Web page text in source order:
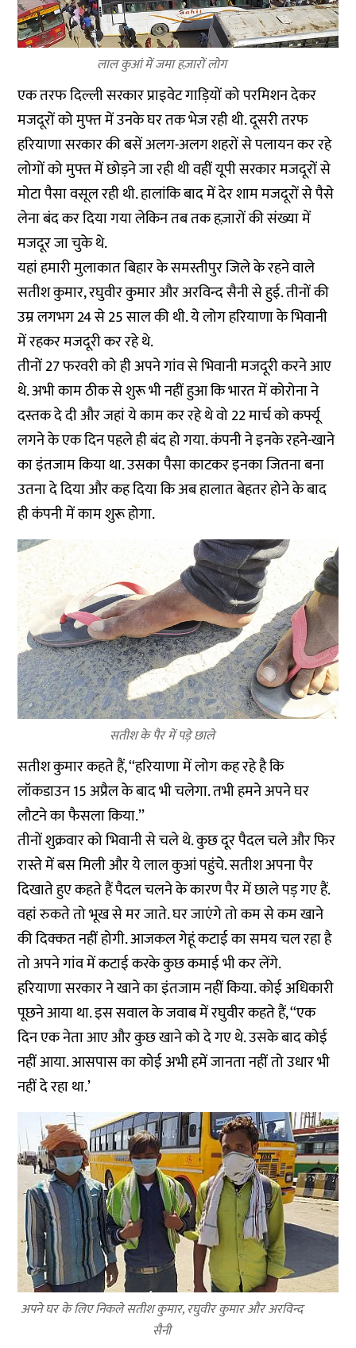
लाल कुआं में जमा हज़ारों लोग
एक तरफ दिल्ली सरकार प्राइवेट गाड़ियों को परमिशन देकर
मजदूरों को मुफ्त में उनके घर तक भेज रही थी. दूसरी तरफ
हरियाणा सरकार की बसें अलग-अलग शहरों से पलायन कर रहे
लोगों को मुफ्त में छोड़ने जा रही थी वहीं यूपी सरकार मजदूरों से
मोटा पैसा वसूल रही थी. हालांकि बाद में देर शाम मजदूरों से पैसे
लेना बंद कर दिया गया लेकिन तब तक हज़ारों की संख्या में
मजदूर जा चुके थे.
यहां हमारी मुलाकात बिहार के समस्तीपुर जिले के रहने वाले
सतीश कुमार, रघुवीर कुमार और अरविन्द सैनी से हुई. तीनों की
उम्र लगभग 24 से 25 साल की थी. ये लोग हरियाणा के भिवानी
में रहकर मजदूरी कर रहे थे.
तीनों 27 फरवरी को ही अपने गांव से भिवानी मजदूरी करने आए
थे. अभी काम ठीक से शुरू भी नहीं हुआ कि भारत में कोरोना ने
दस्तक दे दी और जहां ये काम कर रहे थे वो 22 मार्च को कर्फ्यू
लगने के एक दिन पहले ही बंद हो गया. कंपनी ने इनके रहने-खाने
का इंतजाम किया था. उसका पैसा काटकर इनका जितना बना
उतना दे दिया और कह दिया कि अब हालात बेहतर होने के बाद
ही कंपनी में काम शुरू होगा.
सतीश के पैर में पड़े छाले
सतीश कुमार कहते हैं, ‘‘हरियाणा में लोग कह रहे है कि
लॉकडाउन 15 अप्रैल के बाद भी चलेगा. तभी हमने अपने घर
लौटने का फैसला किया.’’
तीनों शुक्रवार को भिवानी से चले थे. कुछ दूर पैदल चले और फिर
रास्ते में बस मिली और ये लाल कुआं पहुंचे. सतीश अपना पैर
दिखाते हुए कहते हैं पैदल चलने के कारण पैर में छाले पड़ गए हैं.
वहां रुकते तो भूख से मर जाते. घर जाएंगे तो कम से कम खाने
की दिक्कत नहीं होगी. आजकल गेहूं कटाई का समय चल रहा है
तो अपने गांव में कटाई करके कुछ कमाई भी कर लेंगे.
हरियाणा सरकार ने खाने का इंतजाम नहीं किया. कोई अधिकारी
पूछने आया था. इस सवाल के जवाब में रघुवीर कहते हैं, ‘‘एक
दिन एक नेता आए और कुछ खाने को दे गए थे. उसके बाद कोई
नहीं आया. आसपास का कोई अभी हमें जानता नहीं तो उधार भी
नहीं दे रहा था.’
अपने घर के लिए निकले सतीश कुमार, रघुवीर कुमार और अरविन्द
सैनी